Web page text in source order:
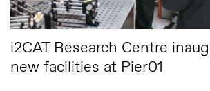
i2CAT Research Centre
new facilities at Pier01